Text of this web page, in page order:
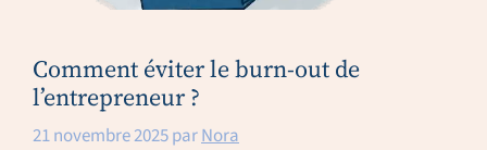
Comment éviter le burn-out de
l’entrepreneur ?
21 novembre 2025parNora